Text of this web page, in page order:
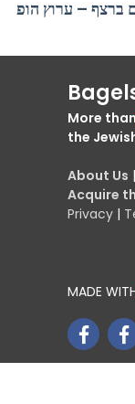
More than
the
About Us |
Acquire
Privacy |
MADE